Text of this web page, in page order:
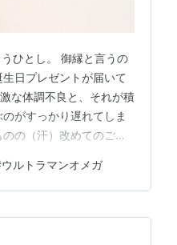
ひとし。 御縁と言うの
日プレゼントが届いて
な体調不良と、それが積
がすっかり遅れてしま
の（汗）改めてのご紹
ウルトラマンオメガ』
ウルトラマンオメガ